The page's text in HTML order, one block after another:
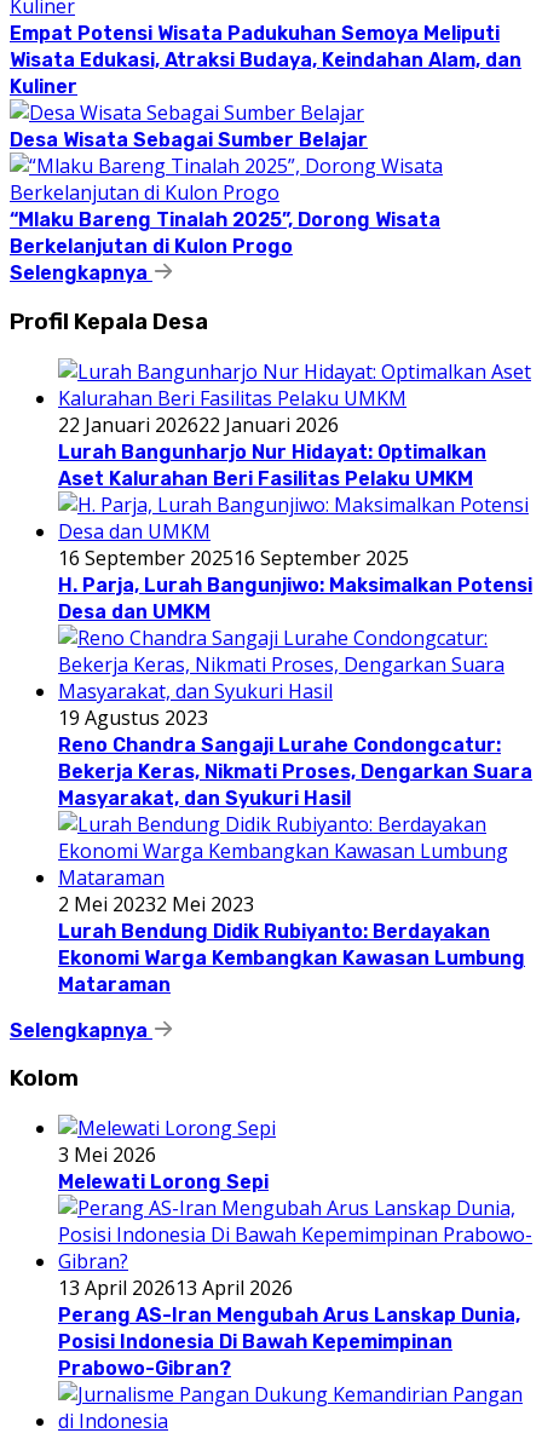
Empat Potensi Wisata Padukuhan Semoya Meliputi
Wisata Edukasi, Atraksi Budaya, Keindahan Alam, dan
Kuliner
Desa Wisata Sebagai Sumber Belajar
“Mlaku Bareng Tinalah 2025”, Dorong Wisata
Berkelanjutan di Kulon Progo
Selengkapnya
Profil Kepala Desa
22 Januari 202622 Januari 2026
Lurah Bangunharjo Nur Hidayat: Optimalkan
Aset Kalurahan Beri Fasilitas Pelaku UMKM
16 September 202516 September 2025
H. Parja, Lurah Bangunjiwo: Maksimalkan Potensi
Desa dan UMKM
19 Agustus 2023
Reno Chandra Sangaji Lurahe Condongcatur:
Bekerja Keras, Nikmati Proses, Dengarkan Suara
Masyarakat, dan Syukuri Hasil
2 Mei 20232 Mei 2023
Lurah Bendung Didik Rubiyanto: Berdayakan
Ekonomi Warga Kembangkan Kawasan Lumbung
Mataraman
Selengkapnya
Kolom
3 Mei 2026
Melewati Lorong Sepi
13 April 202613 April 2026
Perang AS-Iran Mengubah Arus Lanskap Dunia,
Posisi Indonesia Di Bawah Kepemimpinan
Prabowo-Gibran?